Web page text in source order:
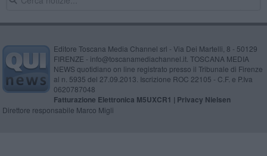
Editore Toscana Media Channel srl - Via Dei Martelli, 8 - 50129
FIRENZE - info@toscanamediachannel.it. TOSCANA MEDIA
NEWS quotidiano on line registrato presso il Tribunale di Firenze
al n. 5935 del 27.09.2013. Iscrizione ROC 22105 - C.F. e P.Iva
0620787048
Fatturazione Elettronica M5UXCR1 | Privacy Nielsen
Direttore responsabile Marco Migli